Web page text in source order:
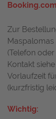
Booking.com
Zur
Maspalomas
(Telefon
Kontakt
Vorlaufzeit
(kurzfristig
Wichtig: